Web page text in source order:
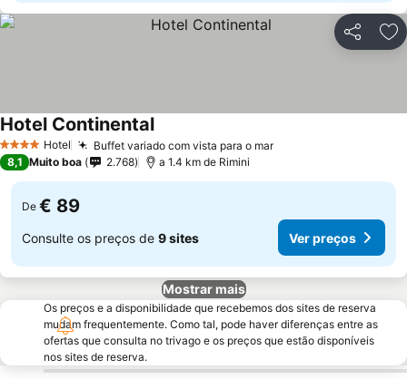
Partilhar
4 EstrelasHotel Buffet variado com vista para o mar
Hotel Continental
8,1 Muito boa 2.768 a 1.4 km de Rimini
De € 89
Consulte os preços de 9 sites Ver preços
Mostrar mais
Os preços e a disponibilidade que recebemos dos sites de reserva
mudam frequentemente. Como tal, pode haver diferenças entre as
ofertas que consulta no trivago e os preços que estão disponíveis
nos sites de reserva.